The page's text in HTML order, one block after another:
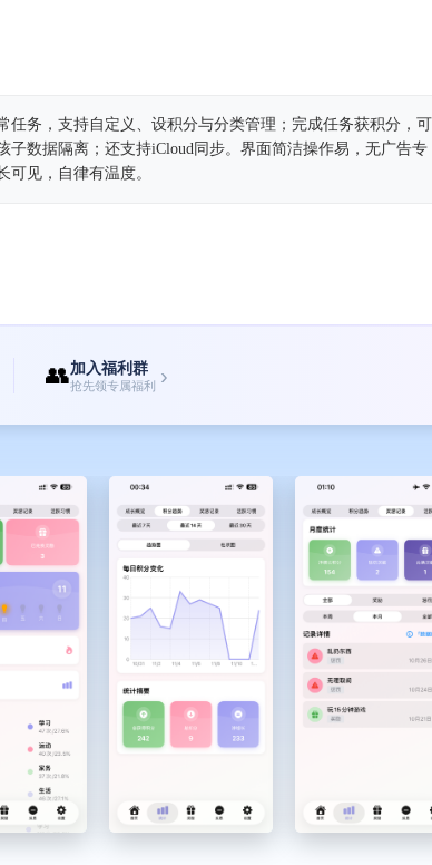
任务，支持自定义、设积分与分类管理；完成任务获积分，可
数据隔离；还支持iCloud同步。界面简洁操作易，无广告专
见，自律有温度。
👥加入福利群
抢先领专属福利 ›